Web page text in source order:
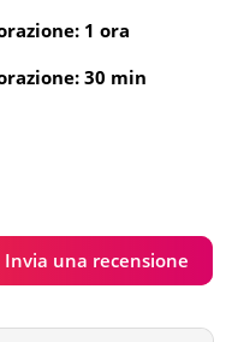
1 ora
30 min
Invia una recensione